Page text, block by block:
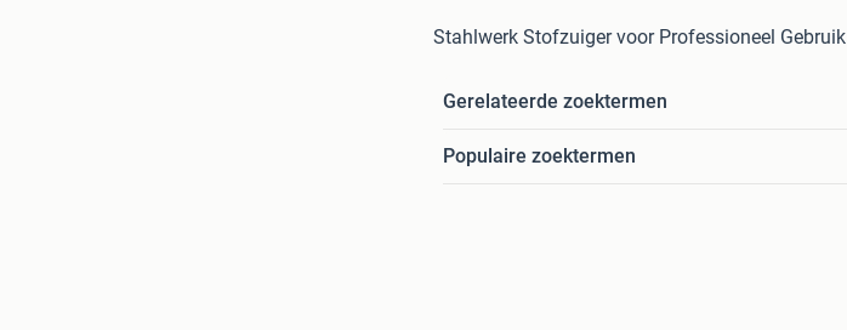
Stahlwerk Stofzuiger voor Professioneel Gebruik
Gerelateerde zoektermen
Populaire zoektermen